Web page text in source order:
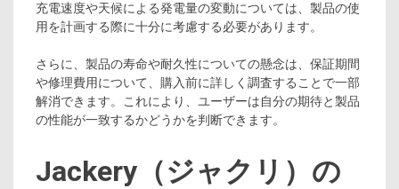
充電速度や天候による発電量の変動については、製品の使
用を計画する際に十分に考慮する必要があります。
さらに、製品の寿命や耐久性についての懸念は、保証期間
や修理費用について、購入前に詳しく調査することで一部
解消できます。これにより、ユーザーは自分の期待と製品
の性能が一致するかどうかを判断できます。
Jackery（ジャクリ）の